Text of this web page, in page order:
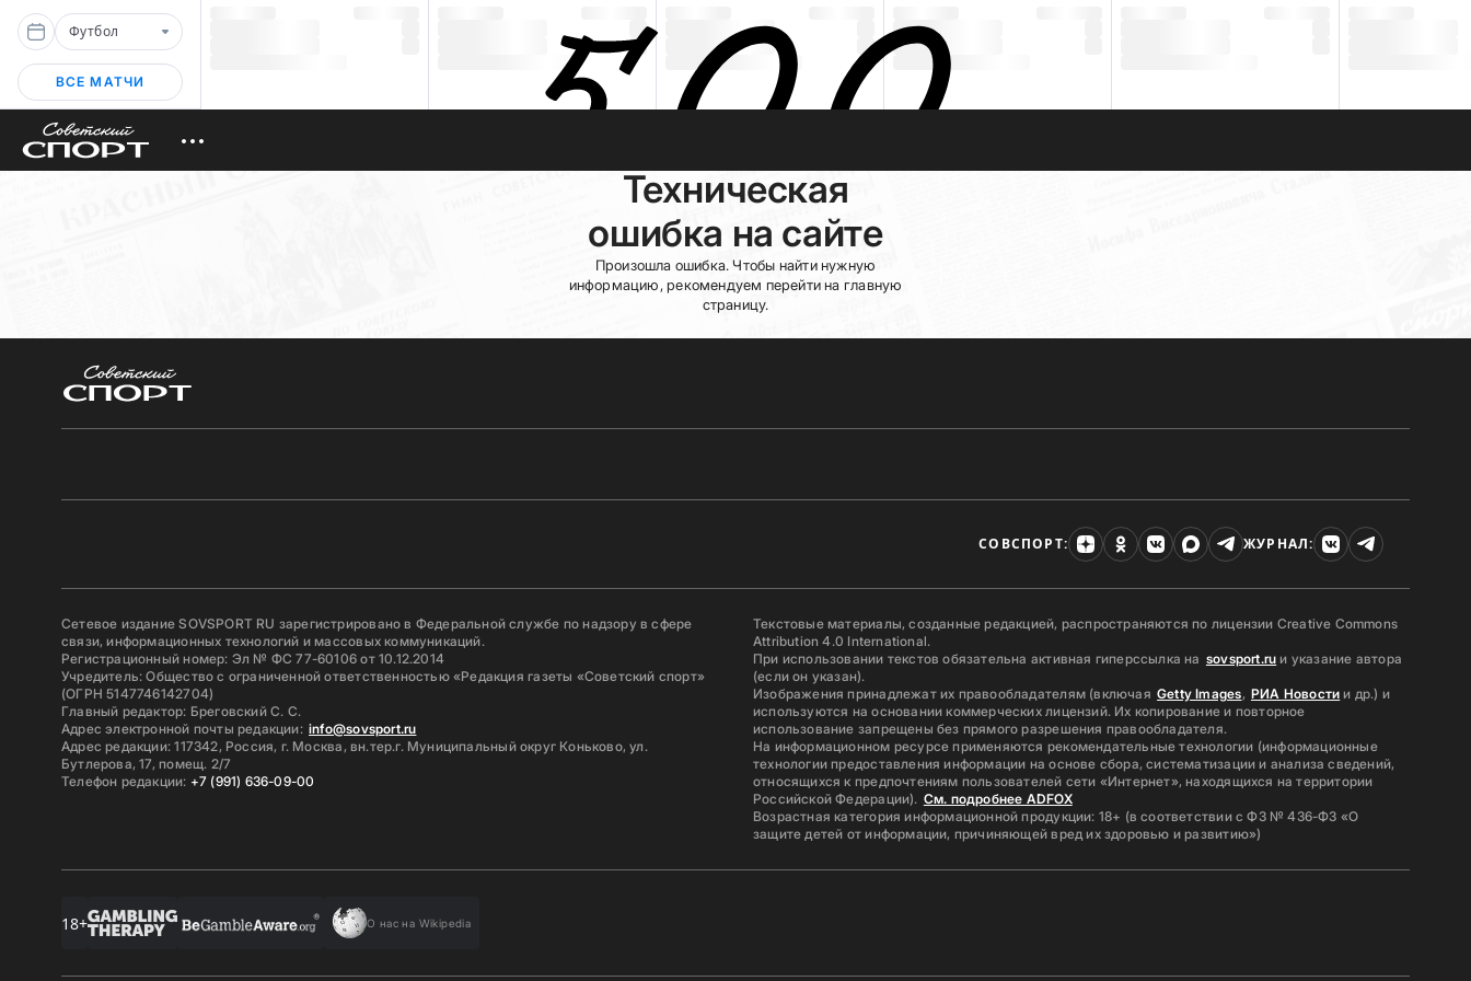
Футбол
ВСЕ МАТЧИ
Техническая
ошибка на сайте
Произошла ошибка. Чтобы найти нужную
информацию, рекомендуем перейти на главную
страницу.
СОВСПОРТ: ЖУРНАЛ:
Сетевое издание SOVSPORT RU зарегистрировано в Федеральной службе по надзору в сфере
связи, информационных технологий и массовых коммуникаций.
Регистрационный номер: Эл № ФС 77-60106 от 10.12.2014
Учредитель: Общество с ограниченной ответственностью «Редакция газеты «Советский спорт»
(ОГРН 5147746142704)
Главный редактор: Бреговский С. С.
Адрес электронной почты редакции: info@sovsport.ru
Адрес редакции: 117342, Россия, г. Москва, вн.тер.г. Муниципальный округ Коньково, ул.
Бутлерова, 17, помещ. 2/7
Телефон редакции: +7 (991) 636-09-00
Текстовые материалы, созданные редакцией, распространяются по лицензии Creative Commons
Attribution 4.0 International.
При использовании текстов обязательна активная гиперссылка на sovsport.ru и указание автора
(если он указан).
Изображения принадлежат их правообладателям (включая Getty Images, РИА Новости и др.) и
используются на основании коммерческих лицензий. Их копирование и повторное
использование запрещены без прямого разрешения правообладателя.
На информационном ресурсе применяются рекомендательные технологии (информационные
технологии предоставления информации на основе сбора, систематизации и анализа сведений,
относящихся к предпочтениям пользователей сети «Интернет», находящихся на территории
Российской Федерации). См. подробнее ADFOX
Возрастная категория информационной продукции: 18+ (в соответствии с ФЗ № 436-ФЗ «О
защите детей от информации, причиняющей вред их здоровью и развитию»)
18+ О нас на Wikipedia